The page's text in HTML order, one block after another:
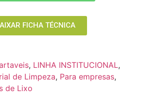
FICHA TÉCNICA
, LINHA INSTITUCIONAL,
de Limpeza, Para empresas,
de Lixo